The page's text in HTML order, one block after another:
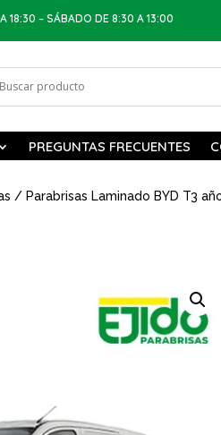
18:30 – SÁBADO DE 8:30 A 13:00
PREGUNTAS FRECUENTES
/ Parabrisas Laminado BYD T3